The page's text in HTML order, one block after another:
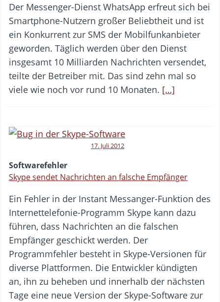
Der Messenger-Dienst WhatsApp erfreut sich bei
Smartphone-Nutzern großer Beliebtheit und ist
ein Konkurrent zur SMS der Mobilfunkanbieter
geworden. Täglich werden über den Dienst
insgesamt 10 Milliarden Nachrichten versendet,
teilte der Betreiber mit. Das sind zehn mal so
viele wie noch vor rund 10 Monaten. […]
17. Juli 2012
Softwarefehler
Skype sendet Nachrichten an falsche Empfänger
Ein Fehler in der Instant Messanger-Funktion des
Internettelefonie-Programm Skype kann dazu
führen, dass Nachrichten an die falschen
Empfänger geschickt werden. Der
Programmfehler besteht in Skype-Versionen für
diverse Plattformen. Die Entwickler kündigten
an, ihn zu beheben und innerhalb der nächsten
Tage eine neue Version der Skype-Software zur